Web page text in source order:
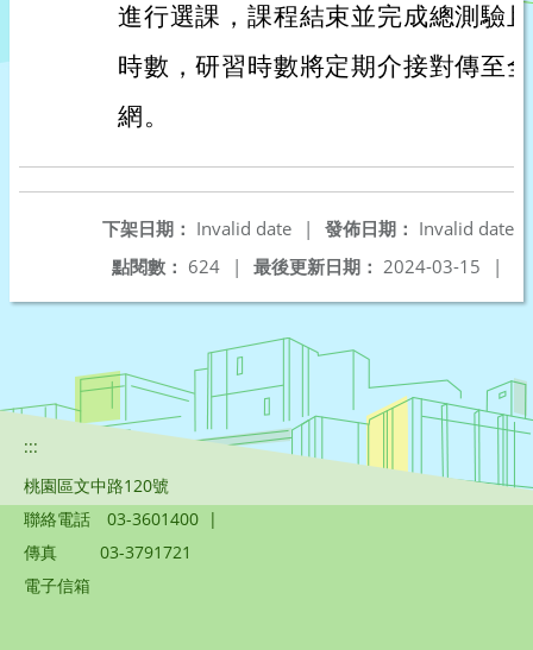
進行選課，課程結束並完成總測驗
時數，研習時數將定期介接對傳至
網。
發佈日期： Invalid date
下架日期： Invalid date
|
最後更新日期： 2024-03-15 |
點閱數： 624 |
:::
桃園區文中路120號
聯絡電話
03-3601400 |
傳真
03-3791721
電子信箱